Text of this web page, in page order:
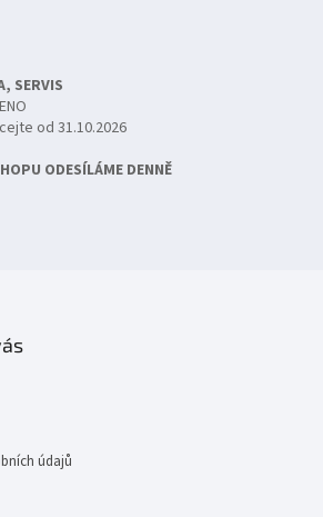
SERVIS
od 31.10.2026
ODESÍLÁME DENNĚ
údajů